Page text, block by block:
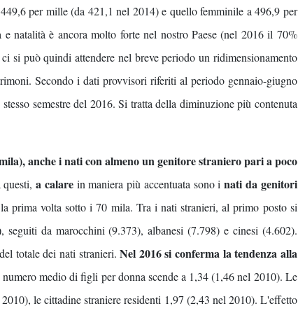
per mille (da 421,1 nel 2014) e quello femminile a 496,9 per
natalità è ancora molto forte nel nostro Paese (nel 2016 il 70%
si può quindi attendere nel breve periodo un ridimensionamento
Secondo i dati provvisori riferiti al periodo gennaio-giugno
semestre del 2016. Si tratta della diminuzione più contenuta
anche i nati con almeno un genitore straniero pari a poco
questi,a calarein maniera più accentuata sono inati da genitori
prima volta sotto i 70 mila. Tra i nati stranieri, al primo posto si
da marocchini (9.373), albanesi (7.798) e cinesi (4.602).
totale dei nati stranieri.Nel 2016 si conferma la tendenza alla
medio di figli per donna scende a 1,34 (1,46 nel 2010). Le
le cittadine straniere residenti 1,97 (2,43 nel 2010). L'effetto